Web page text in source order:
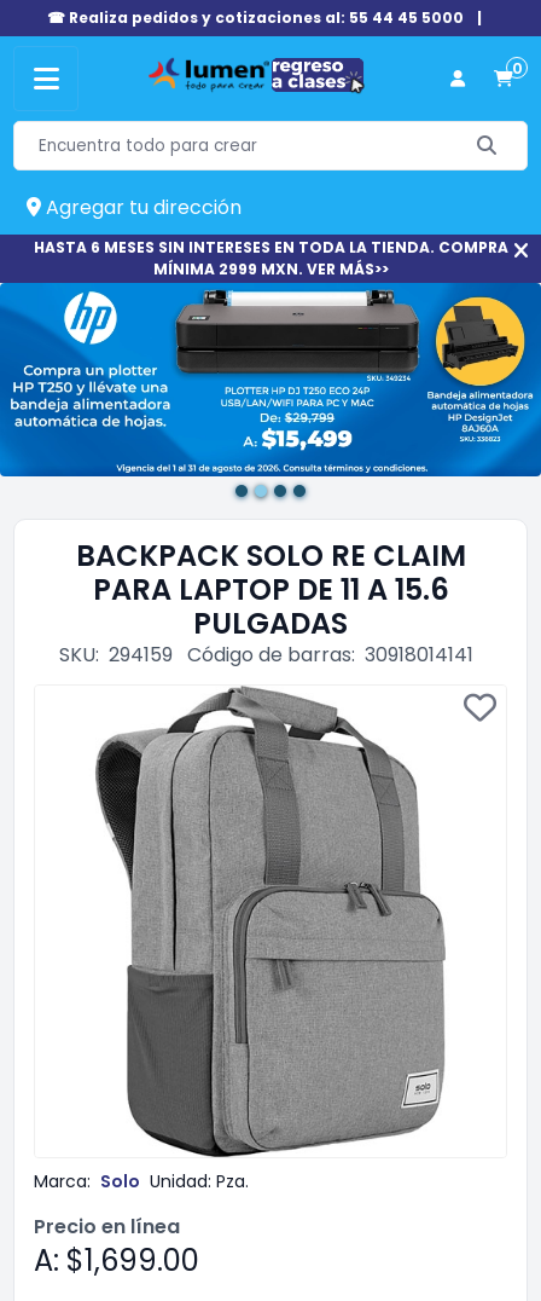
☎ Realiza pedidos y cotizaciones al: 55 44 45 5000 |
0
Agregar tu dirección
HASTA 6 MESES SIN INTERESES EN TODA LA TIENDA. COMPRA
MÍNIMA 2999 MXN. VER MÁS>>
BACKPACK SOLO RE CLAIM
PARA LAPTOP DE 11 A 15.6
PULGADAS
SKU: 294159 Código de barras: 30918014141
Marca: Solo Unidad: Pza.
Precio en línea
A: $1,699.00